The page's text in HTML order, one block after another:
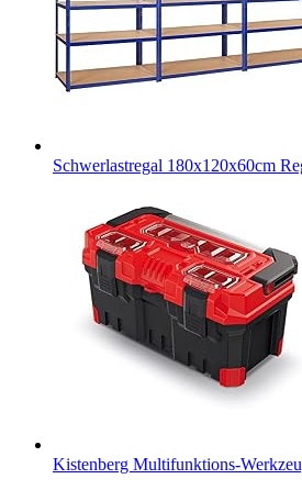
Schwerlastregal 180x120x60cm
Kistenberg Multifunktions-